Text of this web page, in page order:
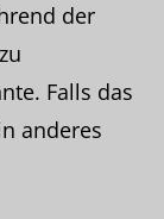
der
Falls das
anderes